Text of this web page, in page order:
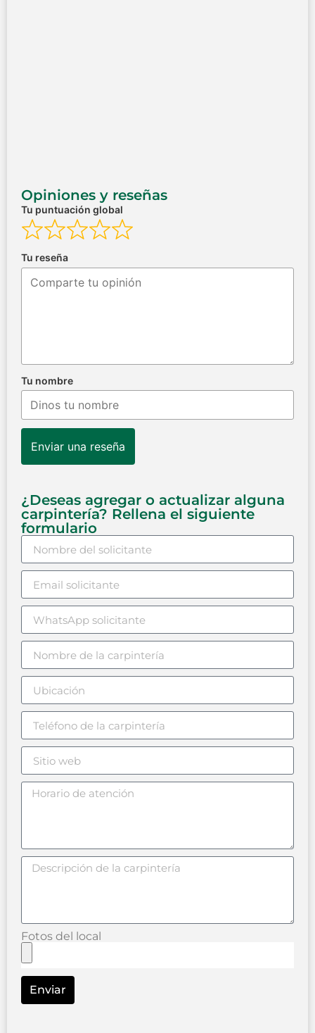
Opiniones y reseñas
Tu puntuación global
Tu reseña
Tu nombre
Enviar una reseña
¿Deseas agregar o actualizar alguna
carpintería? Rellena el siguiente
formulario
Fotos del local
Enviar